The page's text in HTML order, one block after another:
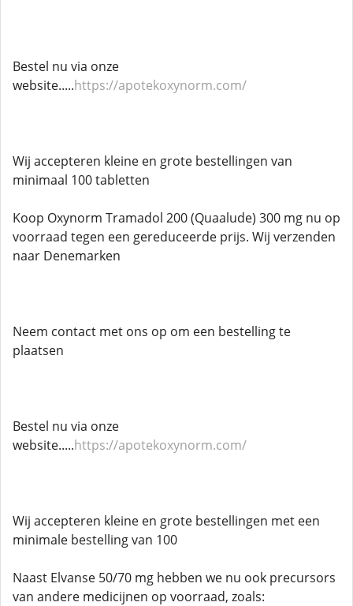
Bestel nu via onze
website.....https://apotekoxynorm.com/
Wij accepteren kleine en grote bestellingen van
minimaal 100 tabletten
Koop Oxynorm Tramadol 200 (Quaalude) 300 mg nu op
voorraad tegen een gereduceerde prijs. Wij verzenden
naar Denemarken
Neem contact met ons op om een ​​bestelling te
plaatsen
Bestel nu via onze
website.....https://apotekoxynorm.com/
Wij accepteren kleine en grote bestellingen met een
minimale bestelling van 100
Naast Elvanse 50/70 mg hebben we nu ook precursors
van andere medicijnen op voorraad, zoals: